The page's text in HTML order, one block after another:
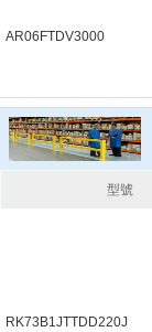
AR06FTDV3000
型號
RK73B1JTTDD220J